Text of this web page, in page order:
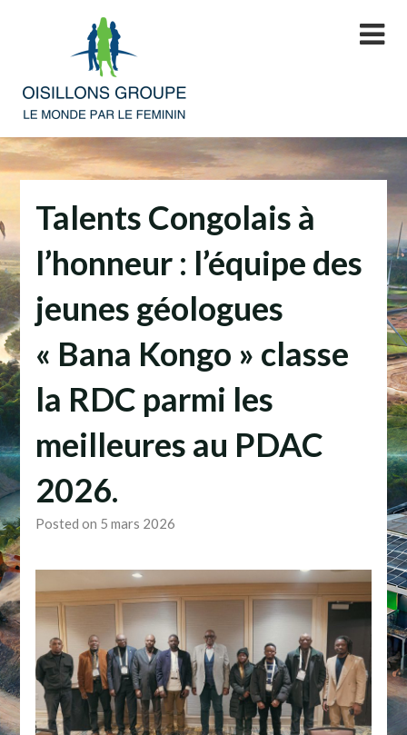
Talents Congolais à
l’honneur : l’équipe des
jeunes géologues
« Bana Kongo » classe
la RDC parmi les
meilleures au PDAC
2026.
Posted on 5 mars 2026